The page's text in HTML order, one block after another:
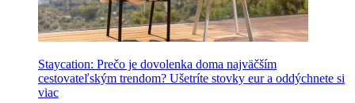
Staycation: Prečo je dovolenka doma najväčším
cestovateľským trendom? Ušetríte stovky eur a oddýchnete si
viac